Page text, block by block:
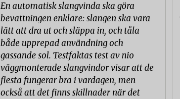
En automatisk slangvinda ska göra
bevattningen enklare: slangen ska vara
lätt att dra ut och släppa in, och tåla
både upprepad användning och
gassande sol. Testfaktas test av nio
väggmonterade slangvindor visar att de
flesta fungerar bra i vardagen, men
också att det finns skillnader när det